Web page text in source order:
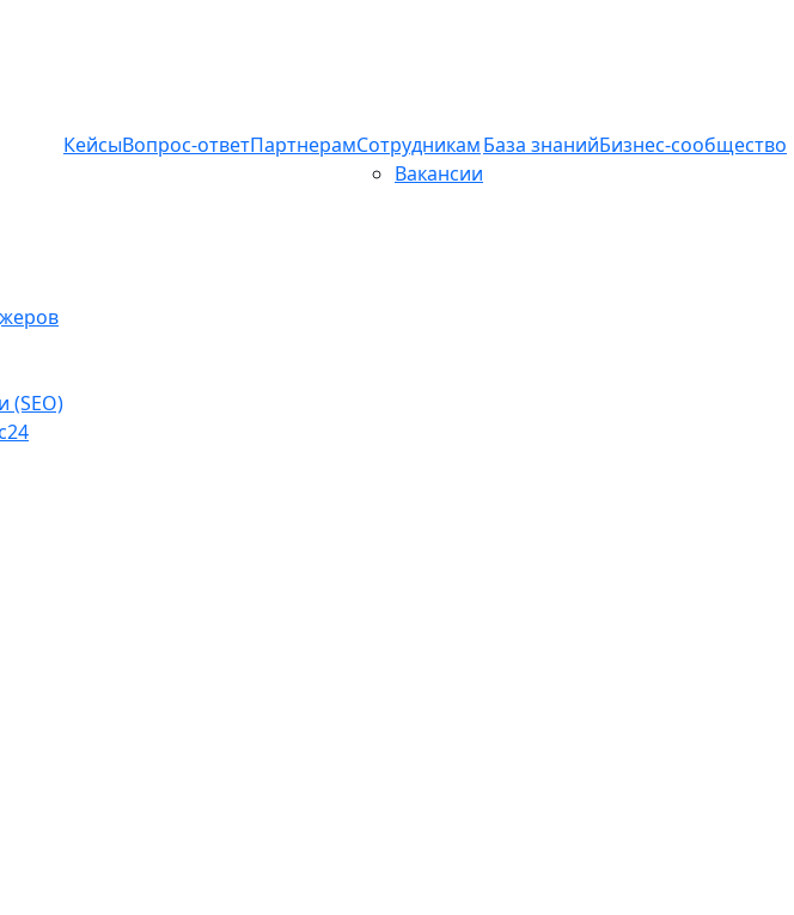
(SEO)
КейсыВопрос-ответПартнерамСотрудникам
Вакансии
База знанийБизнес-сообщество